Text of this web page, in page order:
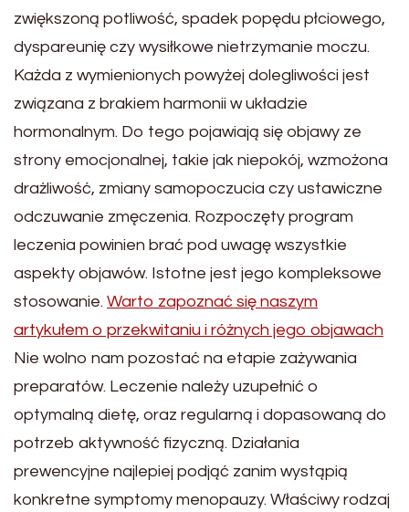
zwiększoną potliwość, spadek popędu płciowego,
dyspareunię czy wysiłkowe nietrzymanie moczu.
Każda z wymienionych powyżej dolegliwości jest
związana z brakiem harmonii w układzie
hormonalnym. Do tego pojawiają się objawy ze
strony emocjonalnej, takie jak niepokój, wzmożona
drażliwość, zmiany samopoczucia czy ustawiczne
odczuwanie zmęczenia. Rozpoczęty program
leczenia powinien brać pod uwagę wszystkie
aspekty objawów. Istotne jest jego kompleksowe
stosowanie. Warto zapoznać się naszym
artykułem o przekwitaniu i różnych jego objawach
Nie wolno nam pozostać na etapie zażywania
preparatów. Leczenie należy uzupełnić o
optymalną dietę, oraz regularną i dopasowaną do
potrzeb aktywność fizyczną. Działania
prewencyjne najlepiej podjąć zanim wystąpią
konkretne symptomy menopauzy. Właściwy rodzaj